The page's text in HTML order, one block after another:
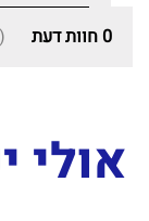
0 חוות דעת
אולי